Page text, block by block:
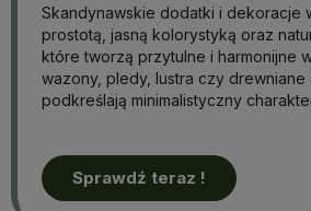
Skandynawskie dodatki i dekoracje
prostotą, jasną kolorystyką oraz
które tworzą przytulne i harmonijne
wazony, pledy, lustra czy
podkreślają minimalistyczny
Sprawdź teraz !